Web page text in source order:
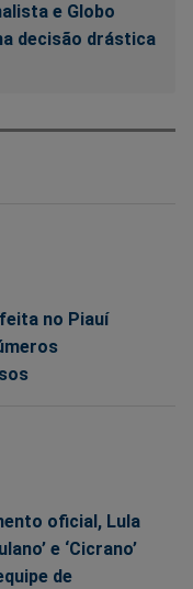
e Globo
decisão drástica
no Piauí
oficial, Lula
e ‘Cicrano’
de